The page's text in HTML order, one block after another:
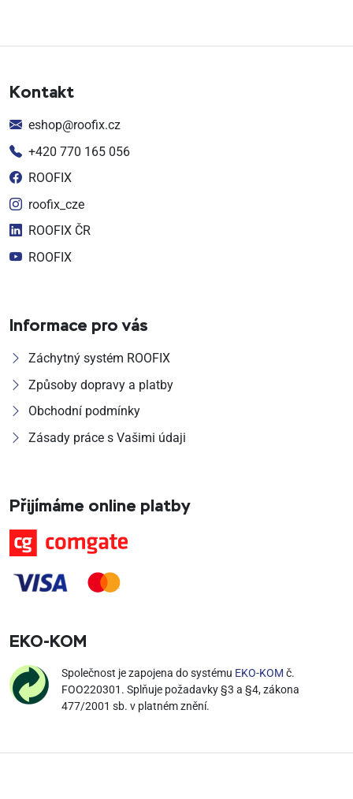
Kontakt
eshop@roofix.cz
+420 770 165 056
ROOFIX
roofix_cze
ROOFIX ČR
ROOFIX
Informace pro vás
Záchytný systém ROOFIX
Způsoby dopravy a platby
Obchodní podmínky
Zásady práce s Vašimi údaji
Přijímáme online platby
EKO‑KOM
Společnost je zapojena do systému EKO-KOM č.
FOO220301. Splňuje požadavky §3 a §4, zákona
477/2001 sb. v platném znění.